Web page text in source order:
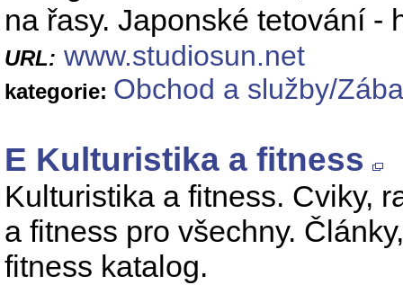
na řasy. Japonské tetování -
URL: www.studiosun.net
kategorie: Obchod a služby/
E Kulturistika a fitness
Kulturistika a fitness. Cviky,
a fitness pro všechny.
fitness katalog.